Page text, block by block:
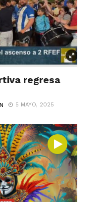
regresa
5 MAYO, 2025